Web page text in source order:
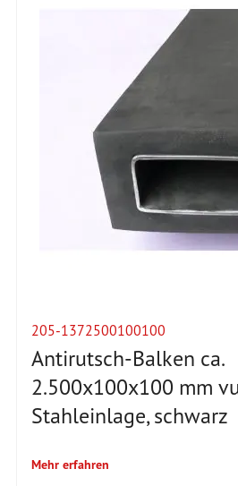
205-1372500100100
Antirutsch-Balken ca.
2.500x100x100 mm
Stahleinlage, schwarz
Mehr erfahren